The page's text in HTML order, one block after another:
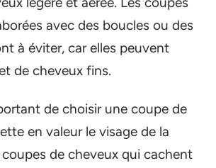
avec des boucles ou des
à éviter, car elles peuvent
de cheveux fins.
de choisir une coupe de
en valeur le visage de la
de cheveux qui cachent